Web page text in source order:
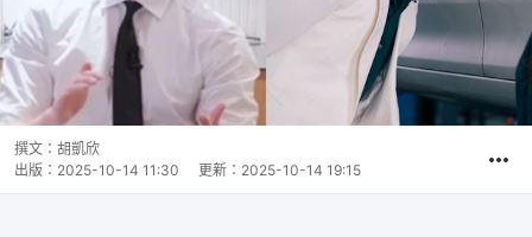
撰文： 胡凱欣
出版： 2025-10-14 11:30 更新： 2025-10-14 19:15